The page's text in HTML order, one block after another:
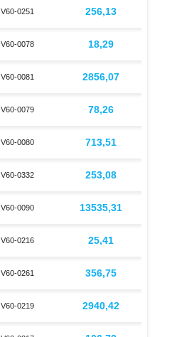
V60-0251 256,13
V60-0078 18,29
V60-0081 2856,07
V60-0079 78,26
V60-0080 713,51
V60-0332 253,08
V60-0090 13535,31
V60-0216 25,41
V60-0261 356,75
V60-0219 2940,42